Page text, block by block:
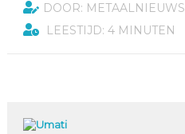
DOOR: METAALNIEUWS
LEESTIJD: 4 MINUTEN